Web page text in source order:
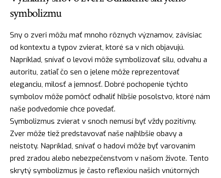
symbolizmu
Sny o zveri môžu mať mnoho rôznych významov, závisiac
od kontextu a typov zvierat, ktoré sa v nich objavujú.
Napríklad, snívať o levovi môže symbolizovať silu, odvahu a
autoritu, zatiaľ čo sen o jelene môže reprezentovať
eleganciu, milosť a jemnosť. Dobré pochopenie týchto
symbolov môže pomôcť odhaliť hlbšie posolstvo, ktoré nám
naše podvedomie chce povedať.
Symbolizmus zvierat v snoch nemusí byť vždy pozitívny.
Zver môže tiež predstavovať naše najhlbšie obavy a
neistoty. Napríklad, snívať o hadovi môže byť varovaním
pred zradou alebo nebezpečenstvom v našom živote. Tento
skrytý symbolizmus je často reflexiou našich vnútorných